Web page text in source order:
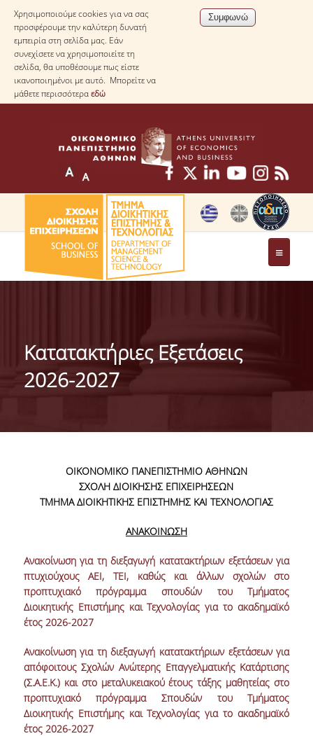
Χρησιμοποιούμε cookies για να σας
προσφέρουμε την καλύτερη δυνατή
εμπειρία στη σελίδα μας. Εάν
συνεχίσετε να χρησιμοποιείτε τη
σελίδα, θα υποθέσουμε πως είστε
ικανοποιημένοι με αυτό. Μπορείτε να
μάθετε περισσότεραεδώ
ΤΟ ΤΜΗΜΑ
ΤΑΥΤΟΤΗΤΑ ΤΟΥ ΤΜΗΜΑΤΟΣ
ΑΠΟΣΤΟΛΗ ΤΟΥ ΤΜΗΜΑΤΟΣ
TESTIMONIALS ΔΙΑΚΡΙΣΕΩΝ
ΓΙΑ ΜΑΘΗΤΕΣ ΛΥΚΕΙΟΥ
ΠΡΟΓΡΑΜΜΑ ΥΠΟΤΡΟΦΙΩΝ
ΚΡΙΤΗΡΙΑ ΚΑΙ ΔΙΑΔΙΚΑΣΙΑ ΕΠΙΛΟΓΗΣ
ΕΡΓΑΣΤΗΡΙΑΚΗ ΥΠΟΔΟΜΗ
NEWSLETTERS
TESTIMONIALS
ΒΡΑΒΕΙΑ ΕΞΑΙΡΕΤΙΚΗΣ ΕΠΙΔΟΣΗΣ ΣΤΗ
ΔΙΔΑΣΚΑΛΙΑ
Κατατακτήριες Εξετάσεις
2026-2027
ΟΙΚΟΝΟΜΙΚΟ ΠΑΝΕΠΙΣΤΗΜΙΟ ΑΘΗΝΩΝ
ΣΧΟΛΗ ΔΙΟΙΚΗΣΗΣ ΕΠΙΧΕΙΡΗΣΕΩΝ
ΤΜΗΜΑ ΔΙΟΙΚΗΤΙΚΗΣ ΕΠΙΣΤΗΜΗΣ ΚΑΙ ΤΕΧΝΟΛΟΓΙΑΣ
ΑΝΑΚΟΙΝΩΣΗ
Ανακοίνωση για τη διεξαγωγή κατατακτήριων εξετάσεων για
πτυχιούχους ΑΕΙ, ΤΕΙ, καθώς και άλλων σχολών στο
προπτυχιακό πρόγραμμα σπουδών του Τμήματος
Διοικητικής Επιστήμης και Τεχνολογίας για το ακαδημαϊκό
έτος 2026-2027
Ανακοίνωση για τη διεξαγωγή κατατακτήριων εξετάσεων για
απόφοιτους Σχολών Ανώτερης Επαγγελματικής Κατάρτισης
(Σ.Α.Ε.Κ.) και στο μεταλυκειακού έτους τάξης μαθητείας στο
προπτυχιακό πρόγραμμα Σπουδών του Τμήματος
Διοικητικής Επιστήμης και Τεχνολογίας για το ακαδημαϊκό
έτος 2026-2027